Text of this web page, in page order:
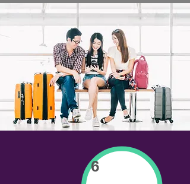
6